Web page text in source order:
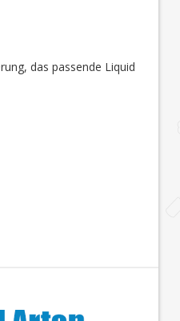
das passende Liquid